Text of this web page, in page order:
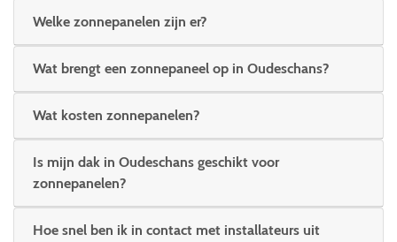
Welke zonnepanelen zijn er?
Wat brengt een zonnepaneel op in Oudeschans?
Wat kosten zonnepanelen?
Is mijn dak in Oudeschans geschikt voor
zonnepanelen?
Hoe snel ben ik in contact met installateurs uit